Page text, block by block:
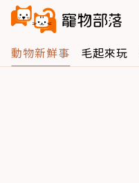
動物新鮮事 毛起來玩